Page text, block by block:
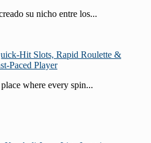
su nicho entre los...
Slots, Rapid Roulette &
Player
where every spin...